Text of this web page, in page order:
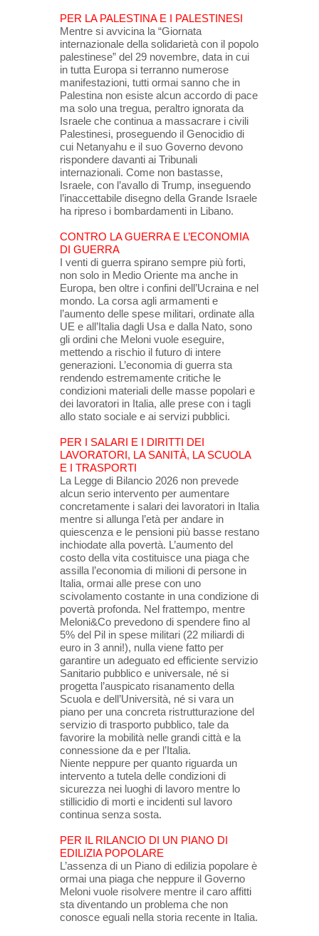
PER LA PALESTINA E I PALESTINESI
Mentre si avvicina la “Giornata
internazionale della solidarietà con il popolo
palestinese” del 29 novembre, data in cui
in tutta Europa si terranno numerose
manifestazioni, tutti ormai sanno che in
Palestina non esiste alcun accordo di pace
ma solo una tregua, peraltro ignorata da
Israele che continua a massacrare i civili
Palestinesi, proseguendo il Genocidio di
cui Netanyahu e il suo Governo devono
rispondere davanti ai Tribunali
internazionali. Come non bastasse,
Israele, con l’avallo di Trump, inseguendo
l’inaccettabile disegno della Grande Israele
ha ripreso i bombardamenti in Libano.
CONTRO LA GUERRA E L’ECONOMIA
DI GUERRA
I venti di guerra spirano sempre più forti,
non solo in Medio Oriente ma anche in
Europa, ben oltre i confini dell’Ucraina e nel
mondo. La corsa agli armamenti e
l’aumento delle spese militari, ordinate alla
UE e all’Italia dagli Usa e dalla Nato, sono
gli ordini che Meloni vuole eseguire,
mettendo a rischio il futuro di intere
generazioni. L’economia di guerra sta
rendendo estremamente critiche le
condizioni materiali delle masse popolari e
dei lavoratori in Italia, alle prese con i tagli
allo stato sociale e ai servizi pubblici.
PER I SALARI E I DIRITTI DEI
LAVORATORI, LA SANITÀ, LA SCUOLA
E I TRASPORTI
La Legge di Bilancio 2026 non prevede
alcun serio intervento per aumentare
concretamente i salari dei lavoratori in Italia
mentre si allunga l’età per andare in
quiescenza e le pensioni più basse restano
inchiodate alla povertà. L’aumento del
costo della vita costituisce una piaga che
assilla l’economia di milioni di persone in
Italia, ormai alle prese con uno
scivolamento costante in una condizione di
povertà profonda. Nel frattempo, mentre
Meloni&Co prevedono di spendere fino al
5% del Pil in spese militari (22 miliardi di
euro in 3 anni!), nulla viene fatto per
garantire un adeguato ed efficiente servizio
Sanitario pubblico e universale, né si
progetta l’auspicato risanamento della
Scuola e dell’Università, né si vara un
piano per una concreta ristrutturazione del
servizio di trasporto pubblico, tale da
favorire la mobilità nelle grandi città e la
connessione da e per l’Italia.
Niente neppure per quanto riguarda un
intervento a tutela delle condizioni di
sicurezza nei luoghi di lavoro mentre lo
stillicidio di morti e incidenti sul lavoro
continua senza sosta.
PER IL RILANCIO DI UN PIANO DI
EDILIZIA POPOLARE
L’assenza di un Piano di edilizia popolare è
ormai una piaga che neppure il Governo
Meloni vuole risolvere mentre il caro affitti
sta diventando un problema che non
conosce eguali nella storia recente in Italia.